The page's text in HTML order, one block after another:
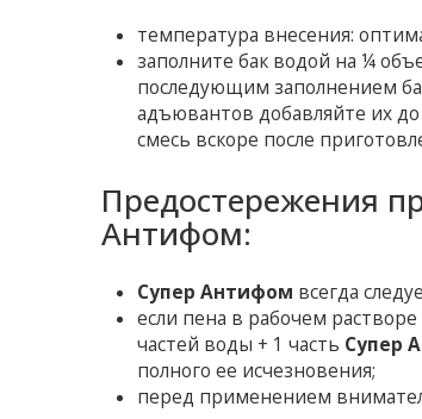
температура внесения:
заполните бак водой на ¼
последующим заполнением
адъювантов добавляйте их до
смесь вскоре после
Предостережения
Антифом:
Супер Антифом всегда
если пена в рабочем
частей воды + 1 часть Супер
полного ее исчезновения;
перед применением